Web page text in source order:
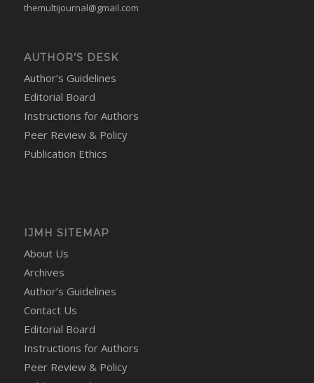
themultijournal@gmail.com
AUTHOR’S DESK
Author’s Guidelines
Editorial Board
Instructions for Authors
Peer Review & Policy
Publication Ethics
IJMH SITEMAP
About Us
Archives
Author’s Guidelines
Contact Us
Editorial Board
Instructions for Authors
Peer Review & Policy